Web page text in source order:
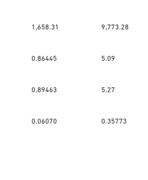
1,658.31 9,773.28
0.86445 5.09
0.89463 5.27
0.06070 0.35773